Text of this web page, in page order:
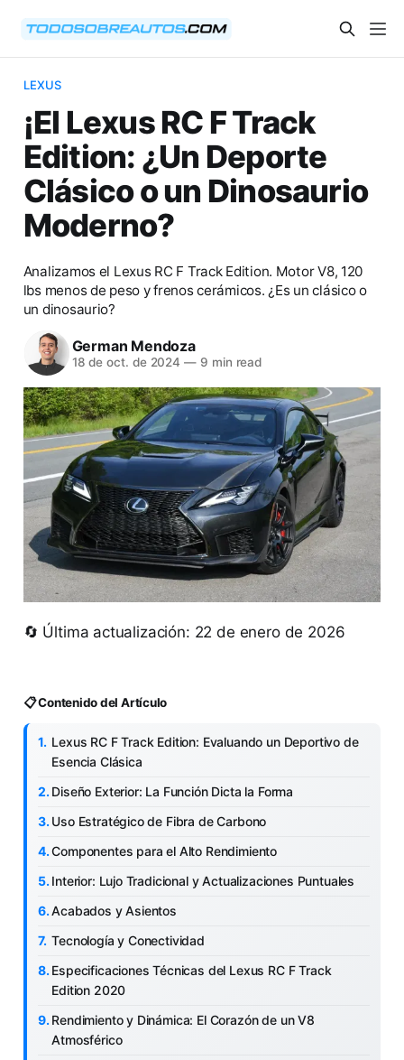
LEXUS
¡El Lexus RC F Track
Edition: ¿Un Deporte
Clásico o un Dinosaurio
Moderno?
Analizamos el Lexus RC F Track Edition. Motor V8, 120
lbs menos de peso y frenos cerámicos. ¿Es un clásico o
un dinosaurio?
German Mendoza
18 de oct. de 2024 — 9 min read
🔄 Última actualización: 22 de enero de 2026
📋 Contenido del Artículo
Lexus RC F Track Edition: Evaluando un Deportivo de
Esencia Clásica
Diseño Exterior: La Función Dicta la Forma
Uso Estratégico de Fibra de Carbono
Componentes para el Alto Rendimiento
Interior: Lujo Tradicional y Actualizaciones Puntuales
Acabados y Asientos
Tecnología y Conectividad
Especificaciones Técnicas del Lexus RC F Track
Edition 2020
Rendimiento y Dinámica: El Corazón de un V8
Atmosférico